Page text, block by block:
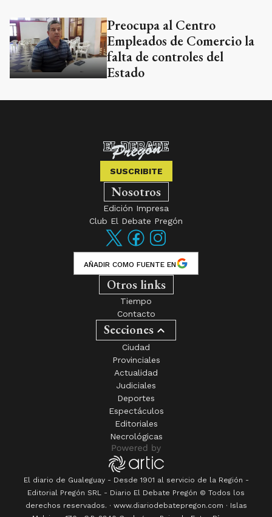
Preocupa al Centro
Empleados de Comercio la
falta de controles del
Estado
SUSCRIBITE
Nosotros
Edición Impresa
Club El Debate Pregón
AÑADIR COMO FUENTE EN
Otros links
Tiempo
Contacto
Secciones
Ciudad
Provinciales
Actualidad
Judiciales
Deportes
Espectáculos
Editoriales
Necrológicas
El diario de Gualeguay - Desde 1901 al servicio de la Región -
Editorial Pregón SRL - Diario El Debate Pregón © Todos los
derechos reservados. · www.diariodebatepregon.com · Islas